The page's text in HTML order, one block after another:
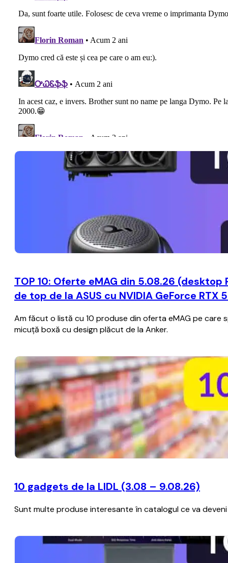
TOP 10: Oferte eMAG din 5.08.26
de top de la ASUS cu NVIDIA GeForce
Am făcut o listă cu 10 produse din oferta eMAG pe care
micuță boxă cu design plăcut de la Anker.
10 gadgets de la LIDL (3.08 – 9.08.26)
Sunt multe produse interesante în catalogul ce va